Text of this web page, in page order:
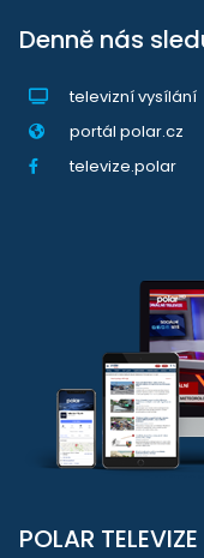
Denně nás
televizní vysílání
portál polar.cz
televize.polar
POLAR TELEVIZE